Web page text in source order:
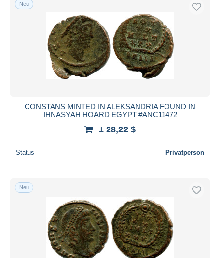
Neu
CONSTANS MINTED IN ALEKSANDRIA FOUND IN
IHNASYAH HOARD EGYPT #ANC11472
± 28,22 $
Status Privatperson
Neu